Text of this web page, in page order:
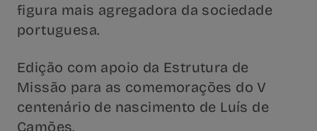
figura mais agregadora da sociedade
portuguesa.
Edição com apoio da Estrutura de
Missão para as comemorações do V
centenário de nascimento de Luís de
Camões.